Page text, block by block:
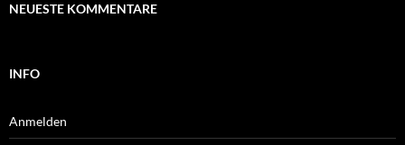
NEUESTE KOMMENTARE
INFO
Anmelden